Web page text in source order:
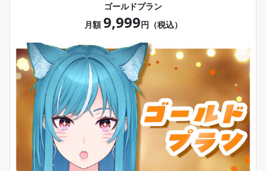
ゴールドプラン
月額 9,999円（税込）